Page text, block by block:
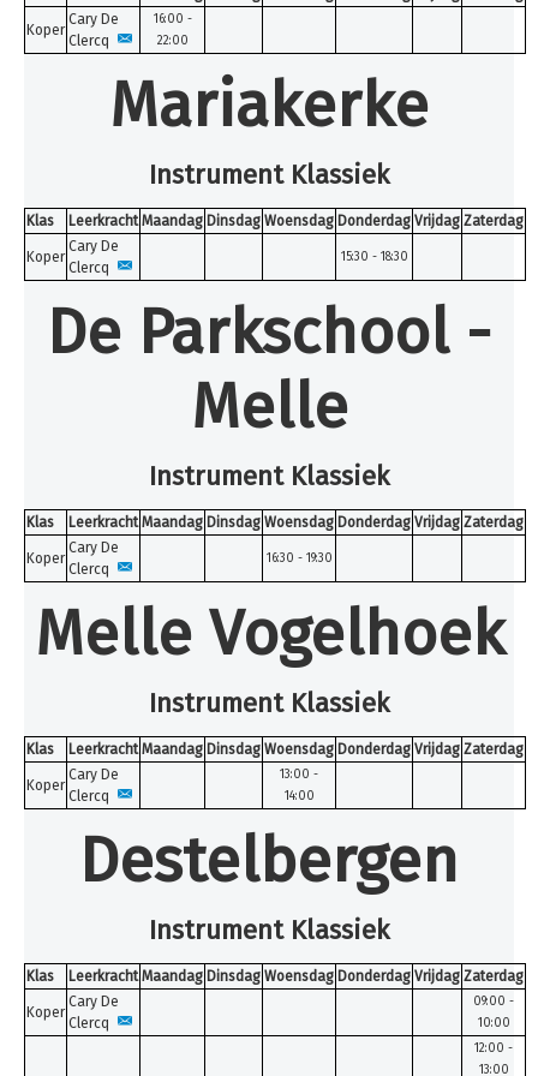
Inschrijven
Uurroosters 25-26
Uurroosters 26-27
Aanmelden
Afwezigheden
U bent hier:
Home
Koper
Cary De
Clercq
16:00 -
22:00
Mariakerke
Instrument Klassiek
Klas Leerkracht Maandag Dinsdag Woensdag Donderdag Vrijdag Zaterdag
Koper
Cary De
Clercq
15:30 - 18:30
De Parkschool -
Melle
Instrument Klassiek
Klas Leerkracht Maandag Dinsdag Woensdag Donderdag Vrijdag Zaterdag
Koper
Cary De
Clercq
16:30 - 19:30
Melle Vogelhoek
Instrument Klassiek
Klas Leerkracht Maandag Dinsdag Woensdag Donderdag Vrijdag Zaterdag
Koper
Cary De
Clercq
13:00 -
14:00
Destelbergen
Instrument Klassiek
Klas Leerkracht Maandag Dinsdag Woensdag Donderdag Vrijdag Zaterdag
Koper
Cary De
Clercq
09:00 -
10:00
12:00 -
13:00